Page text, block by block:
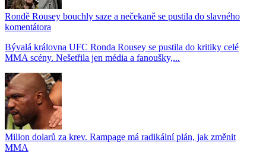
Rondě Rousey bouchly saze a nečekaně se pustila do slavného
komentátora
Bývalá královna UFC Ronda Rousey se pustila do kritiky celé
MMA scény. Nešetřila jen média a fanoušky,...
Milion dolarů za krev. Rampage má radikální plán, jak změnit
MMA